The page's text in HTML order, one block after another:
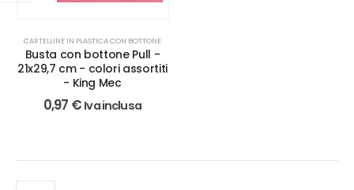
CARTELLINE IN PLASTICA CON BOTTONE
Busta con bottone Pull -
21x29,7 cm - colori assortiti
- King Mec
0,97 € Iva inclusa